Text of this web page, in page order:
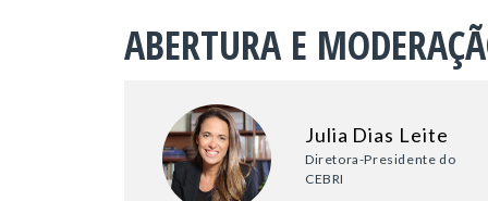
ABERTURA E
Julia Dias Leite
Diretora-Presidente do
CEBRI